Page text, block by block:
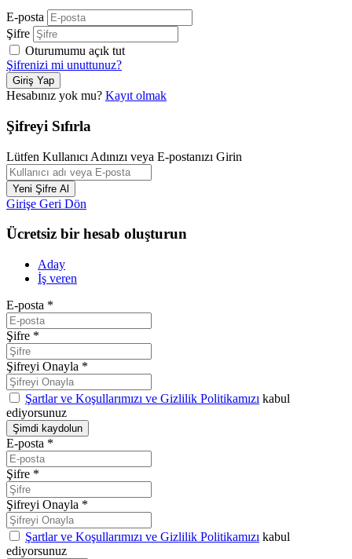
E-posta
Şifre
Oturumumu açık tut
Şifrenizi mi unuttunuz?
Hesabınız yok mu? Kayıt olmak
Şifreyi Sıfırla
Lütfen Kullanıcı Adınızı veya E-postanızı Girin
Girişe Geri Dön
Ücretsiz bir hesab oluşturun
Aday
İş veren
E-posta *
Şifre *
Şifreyi Onayla *
Şartlar ve Koşullarımızı ve Gizlilik Politikamızı kabul
ediyorsunuz
E-posta *
Şifre *
Şifreyi Onayla *
Şartlar ve Koşullarımızı ve Gizlilik Politikamızı kabul
ediyorsunuz